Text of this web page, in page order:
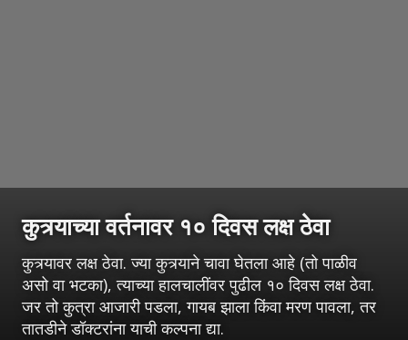
कुत्र्याच्या वर्तनावर १० दिवस लक्ष ठेवा
कुत्र्यावर लक्ष ठेवा. ज्या कुत्र्याने चावा घेतला आहे (तो पाळीव
असो वा भटका), त्याच्या हालचालींवर पुढील १० दिवस लक्ष ठेवा.
जर तो कुत्रा आजारी पडला, गायब झाला किंवा मरण पावला, तर
तातडीने डॉक्टरांना याची कल्पना द्या.